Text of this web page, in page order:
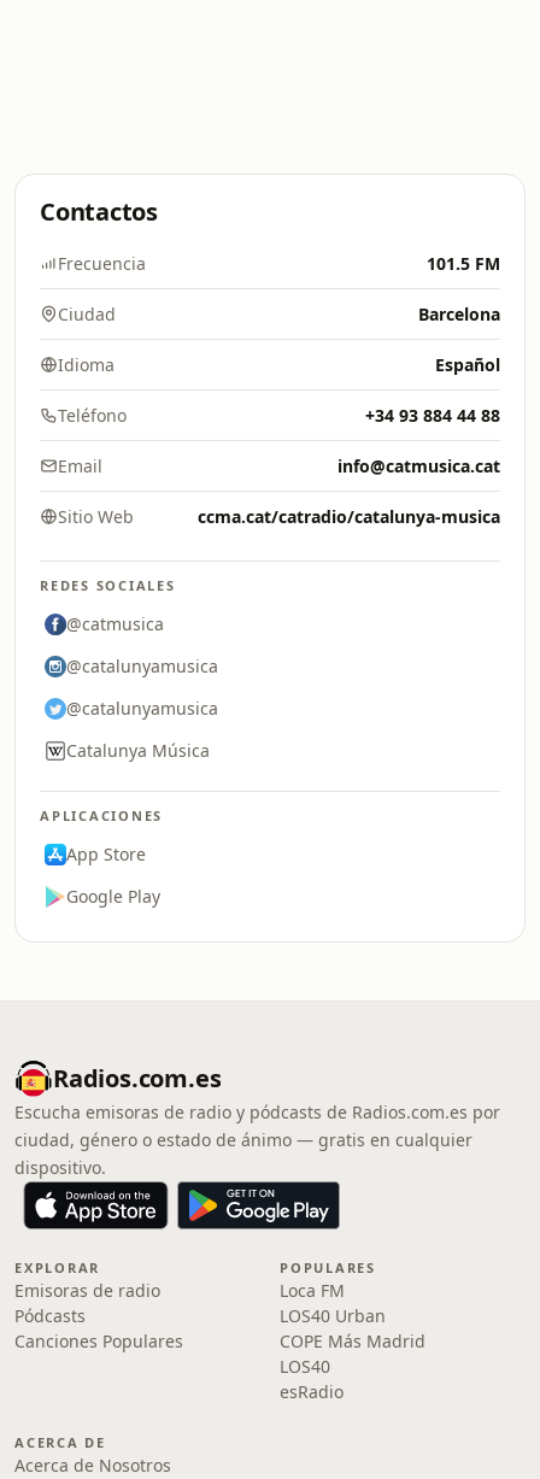
Contactos
Frecuencia 101.5 FM
Ciudad Barcelona
Idioma Español
Teléfono +34 93 884 44 88
Email info@catmusica.cat
Sitio Web ccma.cat/catradio/catalunya-musica
REDES SOCIALES
@catmusica
@catalunyamusica
@catalunyamusica
Catalunya Música
APLICACIONES
App Store
Google Play
Radios.com.es
Escucha emisoras de radio y pódcasts de Radios.com.es por
ciudad, género o estado de ánimo — gratis en cualquier
dispositivo.
EXPLORAR
Emisoras de radio
Pódcasts
Canciones Populares
POPULARES
Loca FM
LOS40 Urban
COPE Más Madrid
LOS40
esRadio
ACERCA DE
Acerca de Nosotros